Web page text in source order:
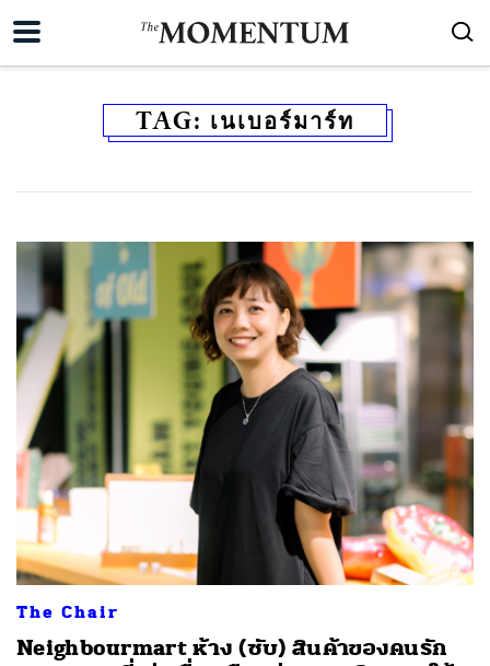
TAG: เนเบอร์มาร์ท
The Chair
Neighbourmart ห้าง (ซับ) สินค้าของคนรัก
ค้นหา
SHARE TWEET LINE EMAIL